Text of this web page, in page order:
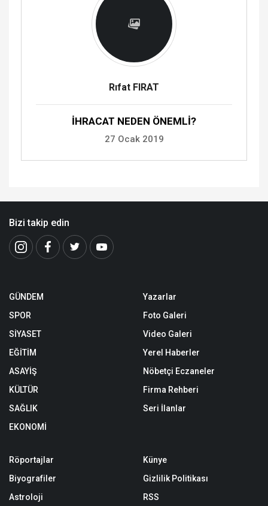
Rıfat FIRAT
İHRACAT NEDEN ÖNEMLİ?
27 Ocak 2019
Bizi takip edin
GÜNDEM
SPOR
SİYASET
EĞİTİM
ASAYİŞ
KÜLTÜR
SAĞLIK
EKONOMİ
Yazarlar
Foto Galeri
Video Galeri
Yerel Haberler
Nöbetçi Eczaneler
Firma Rehberi
Seri İlanlar
Röportajlar
Biyografiler
Astroloji
Künye
Gizlilik Politikası
RSS